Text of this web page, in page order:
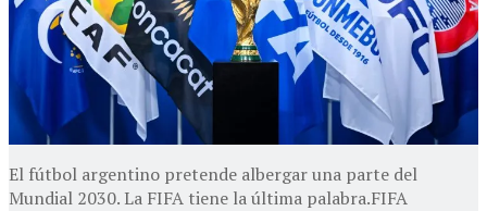
El fútbol argentino pretende albergar una parte del
Mundial 2030. La FIFA tiene la última palabra.FIFA